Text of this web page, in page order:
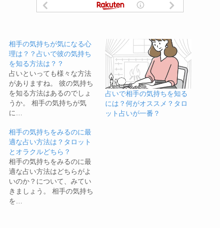
相手の気持ちが気になる心
理は？？占いで彼の気持ち
を知る方法は？？
占いといっても様々な方法
がありますね。 彼の気持ち
を知る方法はあるのでしょ
うか。 相手の気持ちが気
に…
占いで相手の気持ちを知る
には？何がオススメ？タロ
ット占いが一番？
相手の気持ちをみるのに最
適な占い方法は？タロット
とオラクルどちら？
相手の気持ちをみるのに最
適な占い方法はどちらがよ
いのか？について、みてい
きましょう。 相手の気持ち
を…